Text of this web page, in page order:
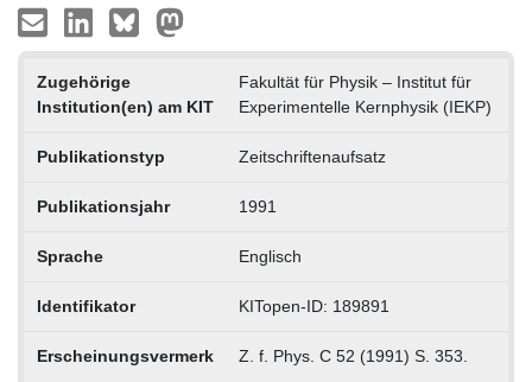
Zugehörige
Institution(en) am KIT
Fakultät für Physik – Institut für
Experimentelle Kernphysik (IEKP)
Publikationstyp Zeitschriftenaufsatz
Publikationsjahr 1991
Sprache Englisch
Identifikator KITopen-ID: 189891
Erscheinungsvermerk Z. f. Phys. C 52 (1991) S. 353.